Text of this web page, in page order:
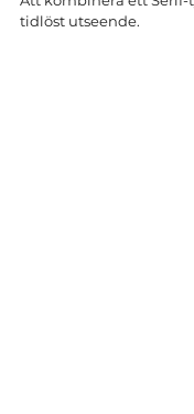
tidlöst utseende.